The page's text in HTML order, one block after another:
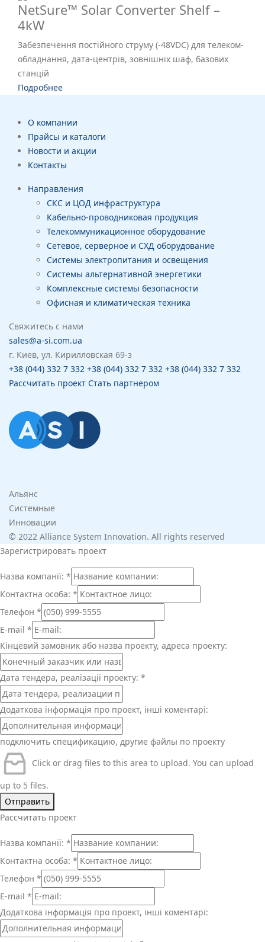
NetSure™ Solar Converter Shelf –
4kW
Забезпечення постійного струму (-48VDC) для телеком-
обладнання, дата-центрів, зовнішніх шаф, базових
станцій
Подробнее
О компании
Прайсы и каталоги
Новости и акции
Контакты
Направления
СКС и ЦОД инфраструктура
Кабельно-проводниковая продукция
Телекоммуникационное оборудование
Сетевое, серверное и СХД оборудование
Системы электропитания и освещения
Системы альтернативной энергетики
Комплексные системы безопасности
Офисная и климатическая техника
Свяжитесь с нами
sales@a-si.com.ua
г. Киев, ул. Кирилловская 69-з
+38 (044) 332 7 332 +38 (044) 332 7 332 +38 (044) 332 7 332
Рассчитать проект Стать партнером
Альянс
Системные
Инновации
© 2022 Alliance System Innovation. All rights reserved
Зарегистрировать проект
Назва компанії: *
Контактна особа: *
Телефон *
E-mail *
Кінцевий замовник або назва проекту, адреса проекту:
Дата тендера, реалізації проекту: *
Додаткова інформація про проект, інші коментарі:
подключить спецификацию, другие файлы по проекту
Click or drag files to this area to upload. You can upload
up to 5 files.
Отправить
Рассчитать проект
Назва компанії: *
Контактна особа: *
Телефон *
E-mail *
Додаткова інформація про проект, інші коментарі: